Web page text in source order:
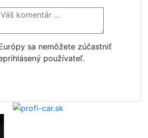
sa nemôžete zúčastniť
používateľ.